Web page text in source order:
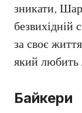
зникати,
безвихідній
за своє
який любить
Байкери